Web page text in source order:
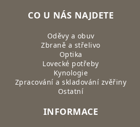
CO U NÁS NAJDETE
Oděvy a obuv
Zbraně a střelivo
Optika
Lovecké potřeby
Kynologie
Zpracování a skladování zvěřiny
Ostatní
INFORMACE